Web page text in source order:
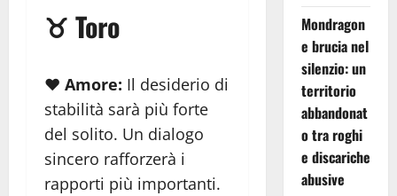
♉ Toro
❤️ Amore: Il desiderio di
stabilità sarà più forte
del solito. Un dialogo
sincero rafforzerà i
rapporti più importanti.
Mondragon
e brucia nel
silenzio: un
territorio
abbandonat
o tra roghi
e discariche
abusive